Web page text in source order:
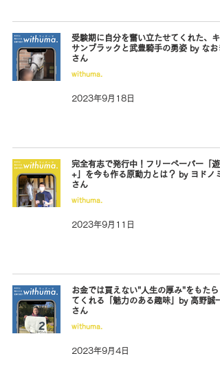
受験期に自分を奮い立たせてくれた、キ
サンブラックと武豊騎手の勇姿 by なお
さん
withuma.
2023年9月18日
完全有志で発行中！フリーペーパー「遊
+」を今も作る原動力とは？ by ヨドノ
さん
withuma.
2023年9月11日
お金では買えない"人生の厚み"をもたら
てくれる「魅力のある趣味」by 高野誠
さん
withuma.
2023年9月4日